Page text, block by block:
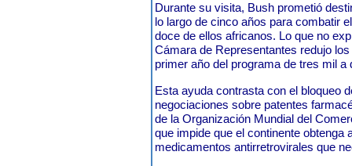
Durante su visita, Bush prometió
lo largo de cinco años para combatir
doce de ellos africanos. Lo que no
Cámara de Representantes redujo
primer año del programa de tres mil
Esta ayuda contrasta con el bloqueo
negociaciones sobre patentes
de la Organización Mundial del
que impide que el continente obtenga
medicamentos antirretrovirales que